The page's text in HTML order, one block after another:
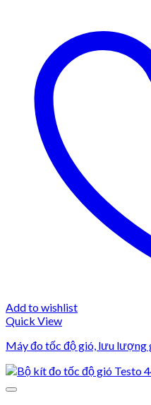
Add to wishlist
Quick View
Máy đo tốc độ gió, lưu